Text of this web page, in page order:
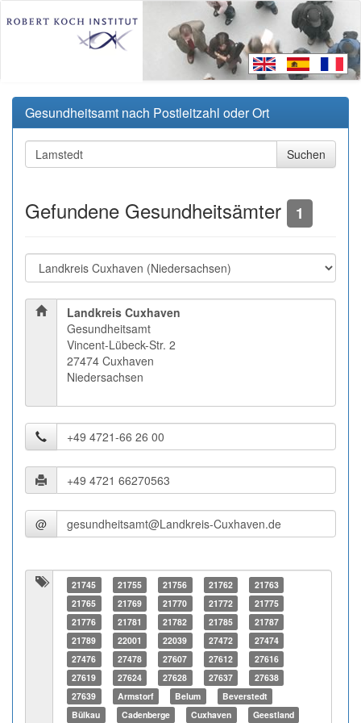
Gesundheitsamt nach Postleitzahl oder Ort
Gefundene Gesundheitsämter 1
Landkreis Cuxhaven
Gesundheitsamt
Vincent-Lübeck-Str. 2
27474 Cuxhaven
Niedersachsen
@
21745 21755 21756 21762
21763
21765
21769 21770 21772
21775
21776
21781 21782 21785
21787
21789
22001 22039 27472
27474
27476
27478 27607 27612
27616
27619
27624 27628 27637
27638
27639
Armstorf Belum
Beverstedt
Bülkau
Cadenberge Cuxhaven Geestland